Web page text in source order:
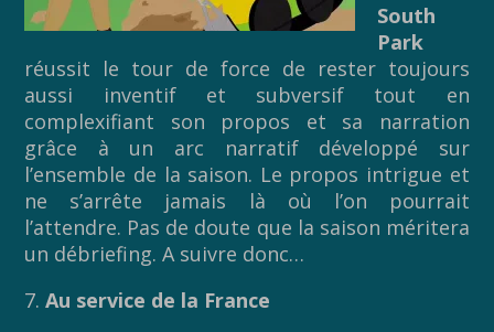
South
Park
réussit le tour de force de rester toujours
aussi inventif et subversif tout en
complexifiant son propos et sa narration
grâce à un arc narratif développé sur
l’ensemble de la saison. Le propos intrigue et
ne s’arrête jamais là où l’on pourrait
l’attendre. Pas de doute que la saison méritera
un débriefing. A suivre donc…
7.Au service de la France